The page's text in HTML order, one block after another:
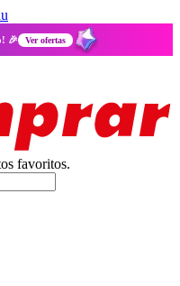
🎉 Ver ofertas
favoritos.